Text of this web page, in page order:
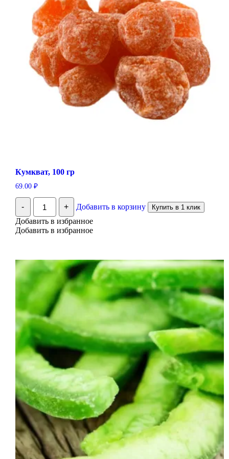
Кумкват, 100 гр
69.00 ₽
-
Количество
Кумкват,
100
гр
+ Добавить в корзину Купить в 1 клик
Добавить в избранное
Добавить в избранное